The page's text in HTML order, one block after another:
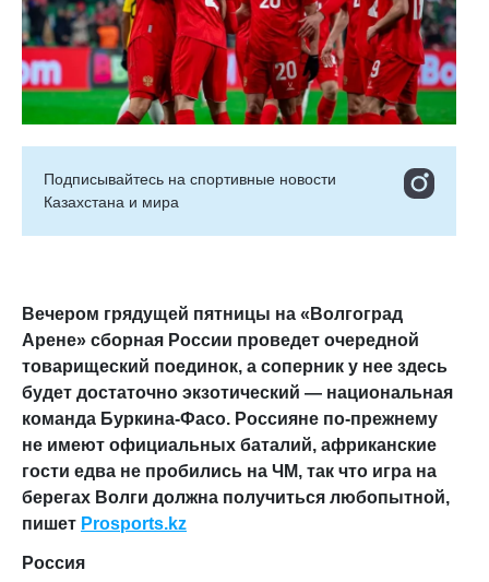
Подписывайтесь на cпортивные новости
Казахстана и мира
Вечером грядущей пятницы на «Волгоград
Арене» сборная России проведет очередной
товарищеский поединок, а соперник у нее здесь
будет достаточно экзотический — национальная
команда Буркина-Фасо. Россияне по-прежнему
не имеют официальных баталий, африканские
гости едва не пробились на ЧМ, так что игра на
берегах Волги должна получиться любопытной,
пишет Prosports.kz
Россия